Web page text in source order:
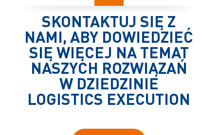
SKONTAKTUJ SIĘ Z
NAMI, ABY DOWIEDZIEĆ
SIĘ WIĘCEJ NA TEMAT
NASZYCH ROZWIĄZAŃ
W DZIEDZINIE
LOGISTICS EXECUTION